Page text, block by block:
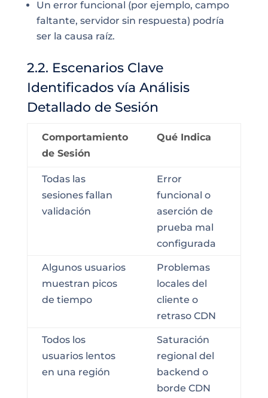
Un error funcional (por ejemplo, campo
faltante, servidor sin respuesta) podría
ser la causa raíz.
2.2. Escenarios Clave
Identificados vía Análisis
Detallado de Sesión
Comportamiento
de Sesión
Qué Indica
Todas las
sesiones fallan
validación
Error
funcional o
aserción de
prueba mal
configurada
Algunos usuarios
muestran picos
de tiempo
Problemas
locales del
cliente o
retraso CDN
Todos los
usuarios lentos
en una región
Saturación
regional del
backend o
borde CDN